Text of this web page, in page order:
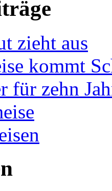
zieht aus
kommt
für zehn